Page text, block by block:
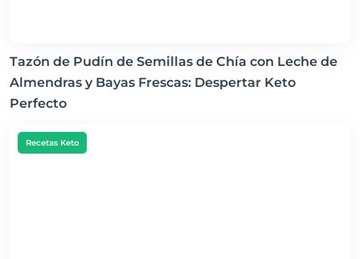
Tazón de Pudín de Semillas de Chía con Leche de
Almendras y Bayas Frescas: Despertar Keto
Perfecto
Recetas Keto